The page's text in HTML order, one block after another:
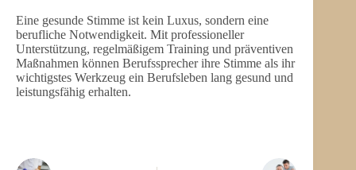
Eine gesunde Stimme ist kein Luxus, sondern eine
berufliche Notwendigkeit. Mit professioneller
Unterstützung, regelmäßigem Training und präventiven
Maßnahmen können Berufssprecher ihre Stimme als ihr
wichtigstes Werkzeug ein Berufsleben lang gesund und
leistungsfähig erhalten.